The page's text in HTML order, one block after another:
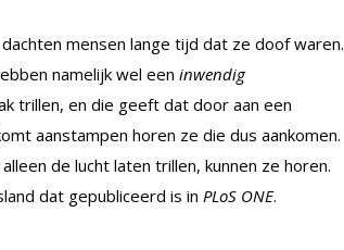
mensen lange tijd dat ze doof waren.
namelijk wel een inwendig
trillen, en die geeft dat door aan een
aanstampen horen ze die dus aankomen.
de lucht laten trillen, kunnen ze horen.
dat gepubliceerd is in PLoS ONE.